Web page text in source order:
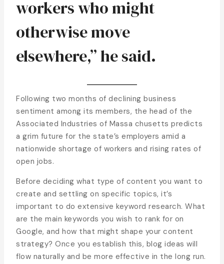
workers who might
otherwise move
elsewhere,” he said.
Following two months of declining business
sentiment among its members, the head of the
Associated Industries of Massa chusetts predicts
a grim future for the state’s employers amid a
nationwide shortage of workers and rising rates of
open jobs.
Before deciding what type of content you want to
create and settling on specific topics, it’s
important to do extensive keyword research. What
are the main keywords you wish to rank for on
Google, and how that might shape your content
strategy? Once you establish this, blog ideas will
flow naturally and be more effective in the long run.